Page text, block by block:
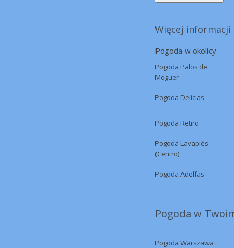
Więcej informacji
Pogoda w okolicy
Pogoda Palos de
Moguer
Pogoda Delicias
Pogoda Retiro
Pogoda Lavapiés
(Centro)
Pogoda Adelfas
Pogoda w
Pogoda Warszawa